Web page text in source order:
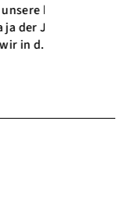
Reihe
einen 5.